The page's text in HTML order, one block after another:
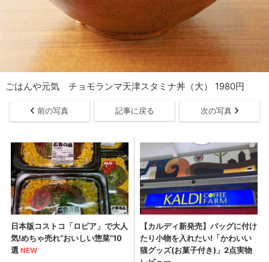
ごはんや元気 チョモランマ天津スタミナ丼（大） 1980円
前の写真 記事に戻る 次の写真